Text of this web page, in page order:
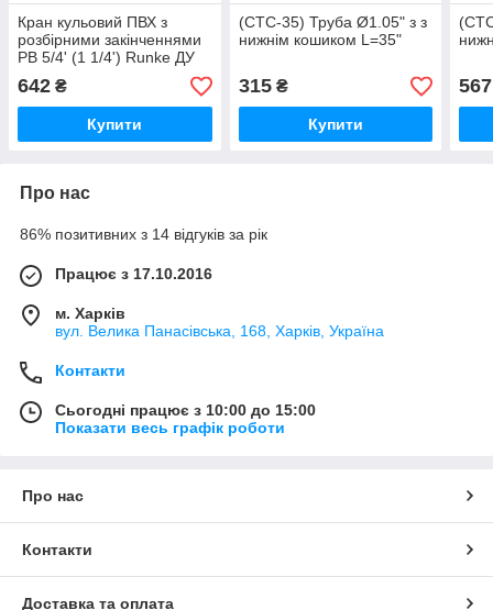
Кран кульовий ПВХ з
розбірними закінченнями
РВ 5/4' (1 1/4') Runke ДУ
642 ₴
Купити
(СТС-35) Труба Ø1.05" з з
нижнім кошиком L=35"
315₴
Купити
567
Про нас
86% позитивних з 14 відгуків за рік
Працює з 17.10.2016
м. Харків
вул. Велика Панасівська, 168, Харків, Україна
Контакти
Сьогодні працює з 10:00 до 15:00
Показати весь графік роботи
Про нас
Контакти
Доставка та оплата